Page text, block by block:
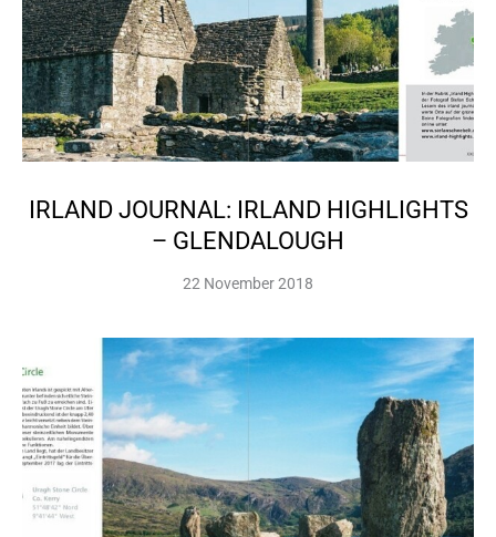
IRLAND JOURNAL: IRLAND HIGHLIGHTS
– GLENDALOUGH
22 November 2018